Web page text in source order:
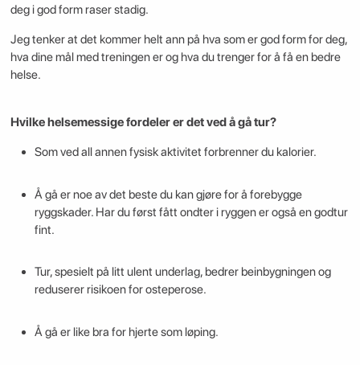
deg i god form raser stadig.
Jeg tenker at det kommer helt ann på hva som er god form for deg,
hva dine mål med treningen er og hva du trenger for å få en bedre
helse.
Hvilke helsemessige fordeler er det ved å gå tur?
Som ved all annen fysisk aktivitet forbrenner du kalorier.
Å gå er noe av det beste du kan gjøre for å forebygge
ryggskader. Har du først fått ondter i ryggen er også en godtur
fint.
Tur, spesielt på litt ulent underlag, bedrer beinbygningen og
reduserer risikoen for osteperose.
Å gå er like bra for hjerte som løping.